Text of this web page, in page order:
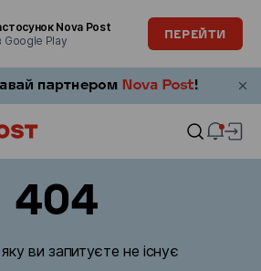
Nova Post
Google Play
ПЕРЕЙТИ
404
ви запитуєте не існує